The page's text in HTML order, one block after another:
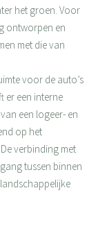
het groen. Voor
ontworpen en
met die van
voor de auto’s
er een interne
een logeer- en
op het
verbinding met
tussen binnen